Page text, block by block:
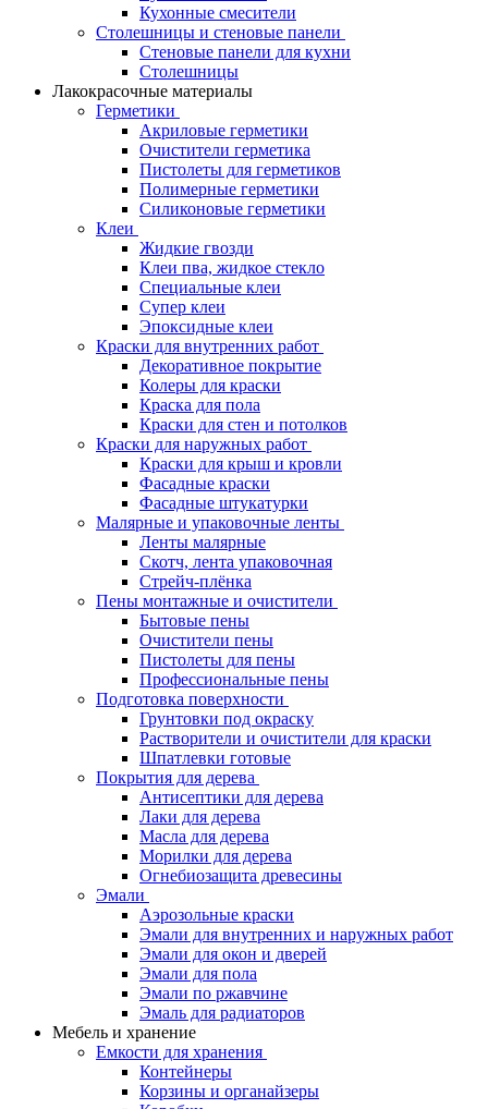
Кухонные смесители
Столешницы и стеновые панели
Стеновые панели для кухни
Столешницы
Лакокрасочные материалы
Герметики
Акриловые герметики
Очистители герметика
Пистолеты для герметиков
Полимерные герметики
Силиконовые герметики
Клеи
Жидкие гвозди
Клеи пва, жидкое стекло
Специальные клеи
Супер клеи
Эпоксидные клеи
Краски для внутренних работ
Декоративное покрытие
Колеры для краски
Краска для пола
Краски для стен и потолков
Краски для наружных работ
Краски для крыш и кровли
Фасадные краски
Фасадные штукатурки
Малярные и упаковочные ленты
Ленты малярные
Скотч, лента упаковочная
Стрейч-плёнка
Пены монтажные и очистители
Бытовые пены
Очистители пены
Пистолеты для пены
Профессиональные пены
Подготовка поверхности
Грунтовки под окраску
Растворители и очистители для краски
Шпатлевки готовые
Покрытия для дерева
Антисептики для дерева
Лаки для дерева
Масла для дерева
Морилки для дерева
Огнебиозащита древесины
Эмали
Аэрозольные краски
Эмали для внутренних и наружных работ
Эмали для окон и дверей
Эмали для пола
Эмали по ржавчине
Эмаль для радиаторов
Мебель и хранение
Емкости для хранения
Контейнеры
Корзины и органайзеры